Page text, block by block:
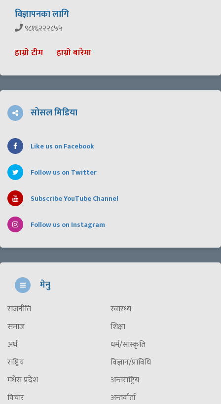
विज्ञापनका लागि
९८१६२२२८५५
हाम्रो टीम हाम्रो बारेमा
सोसल मिडिया
Like us on Facebook
Follow us on Twitter
Subscribe YouTube Channel
Follow us on Instagram
मेनु
राजनीति
समाज
अर्थ
राष्ट्रिय
मधेस प्रदेश
विचार
स्वास्थ्य
शिक्षा
धर्म/सांस्कृति
विज्ञान/प्राविधि
अन्तराष्ट्रिय
अन्तर्वार्ता